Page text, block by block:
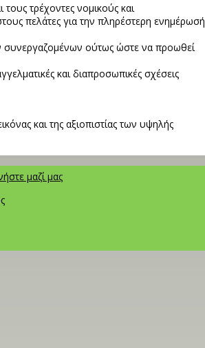
τρέχοντες νομικούς και
πελάτες για την πληρέστερη ενημέρωσή
ούτως ώστε να προωθεί
και διαπροσωπικές σχέσεις
και της αξιοπιστίας των υψηλής
μαζί μας